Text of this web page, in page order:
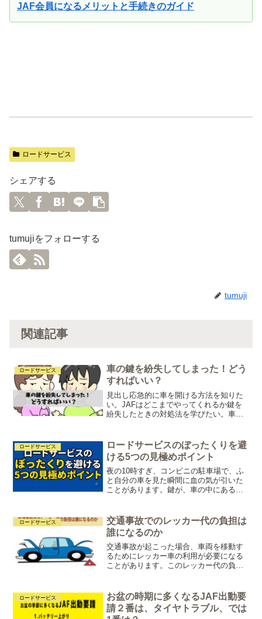
JAF会員になるメリットと手続きのガイド
ロードサービス
シェアする
tumujiをフォローする
tumuji
関連記事
ロードサービス
車の鍵を紛失してしまった！どう
すればいい？
見出し応急的に車を開ける方法を知りた
い。JAFはどこまでやってくれるか鍵を
紛失したときの対処法を学びたい。車の
があります。すぐに新しい鍵を手に入れ
る方法を考える必要があ...
ロードサービス
ロードサービスのぼったくりを避
ける5つの見極めポイント
夜の10時すぎ、コンビニの駐車場で、ふ
と自分の車を見た瞬間に血の気が引いた
ことがあります。鍵が、車の中にある。
も、全部車内に置き去りです。スマホで
「鍵 閉じ込め 業者」と...
ロードサービス
交通事故でのレッカー代の負担は
誰になるのか
交通事故が起こった場合、車両を移動す
るためにレッカー車の利用が必要になる
ことがあります。このレッカー代の負担
る側が負担するのが基本とされています
が、保険の適用範囲や契約...
ロードサービス
お盆の時期に多くなるJAF出動要
請２番は、タイヤトラブル、では